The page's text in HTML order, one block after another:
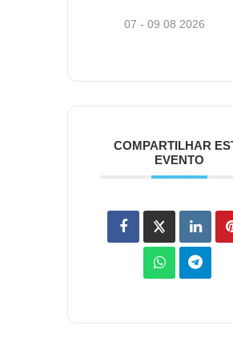
07 - 09 08 2026
COMPARTILHAR
EVENTO